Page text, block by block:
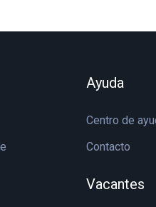
Ayuda
Centro de
Contacto
Vacantes